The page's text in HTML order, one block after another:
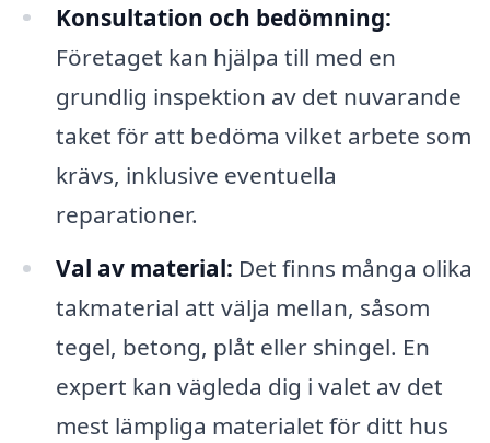
Konsultation och bedömning:
Företaget kan hjälpa till med en
grundlig inspektion av det nuvarande
taket för att bedöma vilket arbete som
krävs, inklusive eventuella
reparationer.
Val av material: Det finns många olika
takmaterial att välja mellan, såsom
tegel, betong, plåt eller shingel. En
expert kan vägleda dig i valet av det
mest lämpliga materialet för ditt hus